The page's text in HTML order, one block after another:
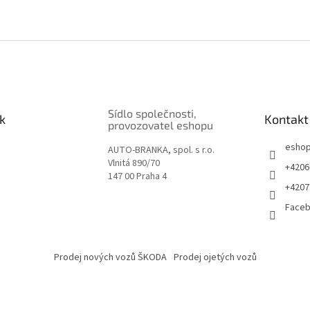
Sídlo společnosti,
provozovatel eshopu
AUTO-BRANKA, spol. s r.o.
Vlnitá 890/70
147 00 Praha 4
Kontakt
Prodej nových vozů ŠKODA Prodej ojetých vozů